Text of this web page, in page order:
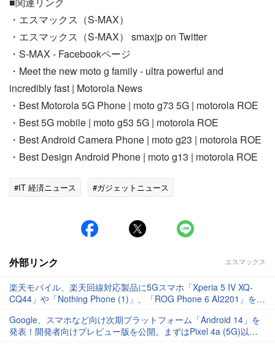
・エスマックス（S-MAX）
・エスマックス（S-MAX） smaxjp on Twitter
・S-MAX - Facebookページ
・Meet the new moto g family - ultra powerful and
incredibly fast | Motorola News
・Best Motorola 5G Phone | moto g73 5G | motorola ROE
・Best 5G mobile | moto g53 5G | motorola ROE
・Best Android Camera Phone | moto g23 | motorola ROE
・Best Design Android Phone | moto g13 | motorola ROE
#IT 経済ニュース #ガジェットニュース
外部リンク エスマックス
楽天モバイル、楽天回線対応製品に5Gスマホ「Xperia 5 IV XQ-
CQ44」や「Nothing Phone (1)」、「ROG Phone 6 AI2201」を追
Google、スマホなど向け次期プラットフォーム「Android 14」を
発表！開発者向けプレビュー版を公開。まずはPixel 4a (5G)以降